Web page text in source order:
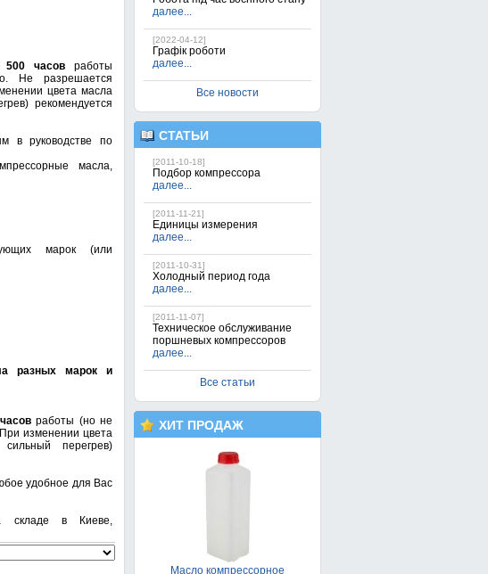
далее...
[2022-04-12]
Графік роботи
далее...
Все новости
СТАТЬИ
[2011-10-18]
Подбор компрессора
далее...
[2011-11-21]
Единицы измерения
далее...
[2011-10-31]
Холодный период года
далее...
[2011-11-07]
Техническое обслуживание
поршневых компрессоров
далее...
Все статьи
ХИТ ПРОДАЖ
Поршневой компрессор FIAC
AB 100/360-TС
32 900грн.
Масло компрессорное
500 часов работы
Не разрешается
цвета масла
рекомендуется
в руководстве по
масла,
марок (или
разных марок и
работы (но не
изменении цвета
перегрев)
удобное для Вас
складе в Киеве,